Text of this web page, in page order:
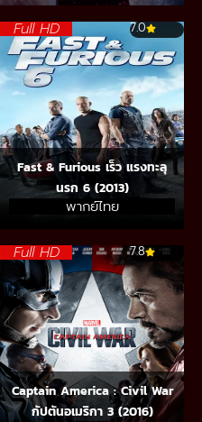
Full HD 7.0
Fast & Furious เร็ว แรงทะลุ
นรก 6 (2013)
พากย์ไทย
Full HD 7.8
Captain America : Civil War
กัปตันอเมริกา 3 (2016)